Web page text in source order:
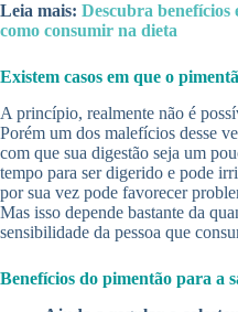
Leia mais: Descubra benefícios
como consumir na dieta
Existem casos em que o
A princípio, realmente não é
Porém um dos malefícios desse
com que sua digestão seja um
tempo para ser digerido e pode
por sua vez pode favorecer
Mas isso depende bastante da
sensibilidade da pessoa que
Benefícios do pimentão para a